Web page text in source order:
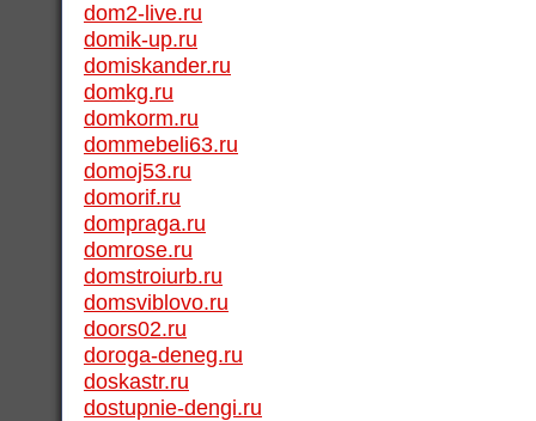
dom2-live.ru
domik-up.ru
domiskander.ru
domkg.ru
domkorm.ru
dommebeli63.ru
domoj53.ru
domorif.ru
dompraga.ru
domrose.ru
domstroiurb.ru
domsviblovo.ru
doors02.ru
doroga-deneg.ru
doskastr.ru
dostupnie-dengi.ru